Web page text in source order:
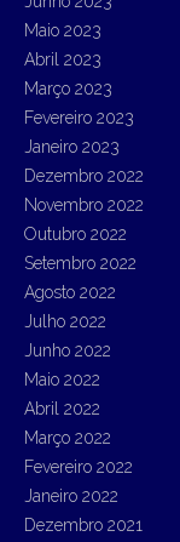
Maio 2023
Abril 2023
Março 2023
Fevereiro 2023
Janeiro 2023
Dezembro 2022
Novembro 2022
Outubro 2022
Setembro 2022
Agosto 2022
Julho 2022
Junho 2022
Maio 2022
Abril 2022
Março 2022
Fevereiro 2022
Janeiro 2022
Dezembro 2021